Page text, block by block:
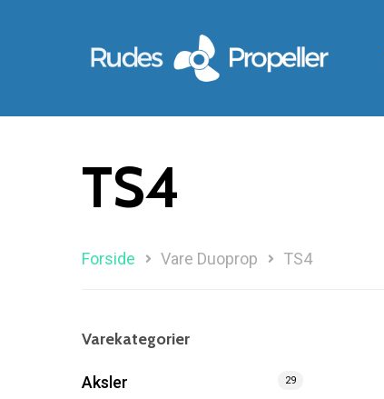
TS4
Forside Vare Duoprop TS4
Varekategorier
Aksler 29